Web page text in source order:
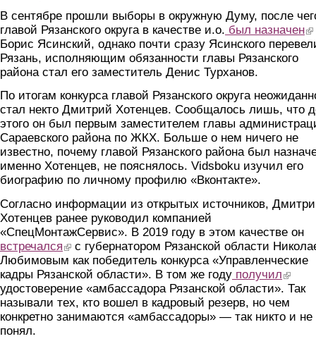
В сентябре прошли выборы в окружную Думу, после
главой Рязанского округа в качестве и.о. был назначен
Борис Ясинский, однако почти сразу Ясинского
Рязань, исполняющим обязанности главы Рязанского
района стал его заместитель Денис Турханов.
По итогам конкурса главой Рязанского округа
стал некто Дмитрий Хотенцев. Сообщалось лишь, что
этого он был первым заместителем главы
Сараевского района по ЖКХ. Больше о нем ничего не
известно, почему главой Рязанского района был
именно Хотенцев, не пояснялось. Vidsboku изучил его
биографию по личному профилю «Вконтакте».
Согласно информации из открытых источников,
Хотенцев ранее руководил компанией
«СпецМонтажСервис». В 2019 году в этом качестве он
встречался (link is external)
с губернатором Рязанской области
Любимовым как победитель конкурса «Управленческие
кадры Рязанской области». В том же году получил (link is
удостоверение «амбассадора Рязанской области». Так
называли тех, кто вошел в кадровый резерв, но чем
конкретно занимаются «амбассадоры» — так никто и не
понял.